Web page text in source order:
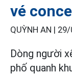
vé
QUỲNH AN | 29/
Dòng người
phố quanh